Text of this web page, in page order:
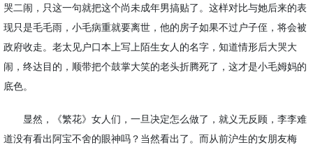
哭二闹，只这一句就把这个尚未成年男搞贴了。这样对比与她后来的表
现只是毛毛雨，小毛病重就要离世，他的房子如果不过户子侄，将会被
政府收走。老太见户口本上写上陌生女人的名字，知道情形后大哭大
闹，终达目的，顺带把个鼓掌大笑的老头折腾死了，这才是小毛姆妈的
底色。
显然，《繁花》女人们，一旦决定怎么做了，就义无反顾，李李难
道没有看出阿宝不舍的眼神吗？当然看出了。而从前沪生的女朋友梅